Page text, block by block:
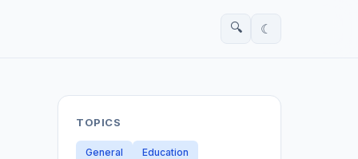
🔍 ☾
TOPICS
General
Education